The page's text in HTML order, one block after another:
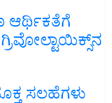
ಆರ್ಥಿಕತೆಗೆ
ಸಲಹೆಗಳು